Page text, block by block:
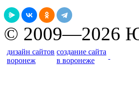
© 2009—2026
дизайн сайтов
воронеж
создание сайта
в воронеже